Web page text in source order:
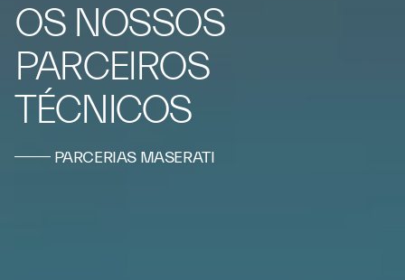
OS NOSSOS
PARCEIROS
TÉCNICOS
PARCERIAS MASERATI